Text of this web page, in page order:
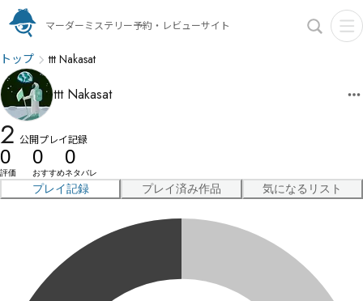
マーダーミステリー予約・レビューサイト
トップ ttt Nakasat
ttt Nakasat
2 公開プレイ記録
0
評価
0
おすすめ
0
ネタバレ
プレイ記録 プレイ済み作品 気になるリスト